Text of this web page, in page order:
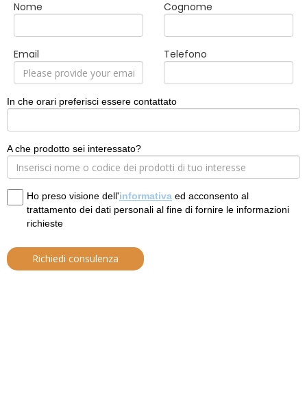
Nome
Email
Cognome
Telefono
In che orari preferisci essere contattato
A che prodotto sei interessato?
Ho preso visione dell'informativa ed acconsento al
trattamento dei dati personali al fine di fornire le informazioni
richieste
Richiedi consulenza